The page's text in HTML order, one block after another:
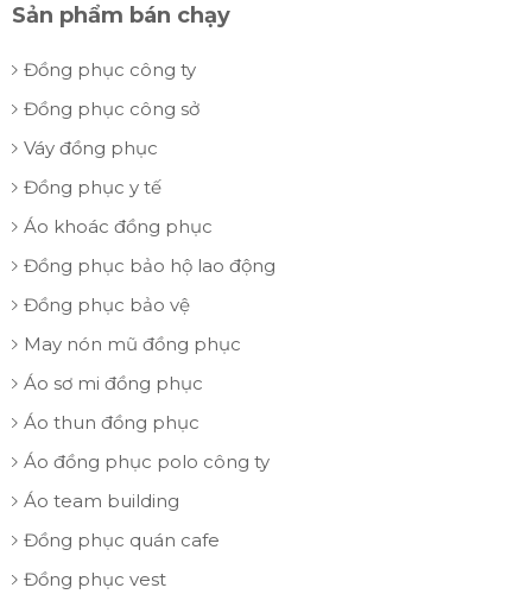
Sản phẩm bán chạy
Đồng phục công ty
Đồng phục công sở
Váy đồng phục
Đồng phục y tế
Áo khoác đồng phục
Đồng phục bảo hộ lao động
Đồng phục bảo vệ
May nón mũ đồng phục
Áo sơ mi đồng phục
Áo thun đồng phục
Áo đồng phục polo công ty
Áo team building
Đồng phục quán cafe
Đồng phục vest